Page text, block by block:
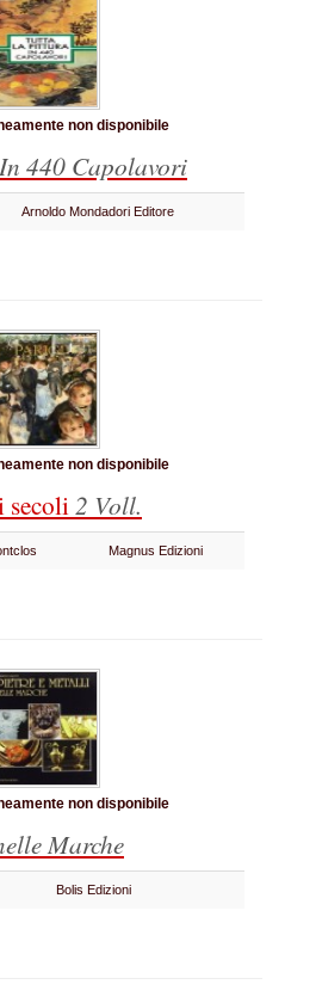
non disponibile
In 440 Capolavori
Arnoldo Mondadori Editore
non disponibile
secoli2 Voll.
Magnus Edizioni
non disponibile
Marche
Bolis Edizioni